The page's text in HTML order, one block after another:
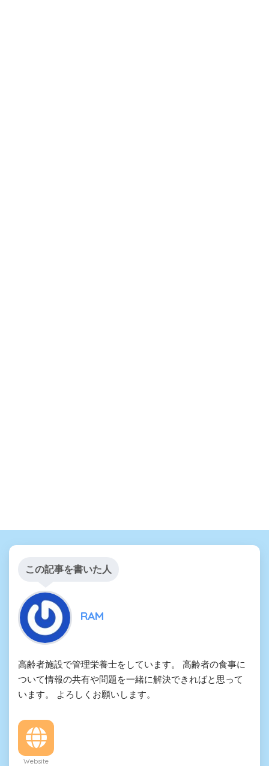
この記事を書いた人
RAM
高齢者施設で管理栄養士をしています。 高齢者の食事に
ついて情報の共有や問題を一緒に解決できればと思って
います。 よろしくお願いします。
Website